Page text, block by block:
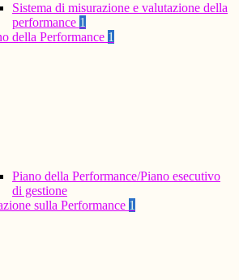
Sistema di misurazione e valutazione della
performance 1
della Performance 1
Piano della Performance/Piano esecutivo
di gestione
sulla Performance 1